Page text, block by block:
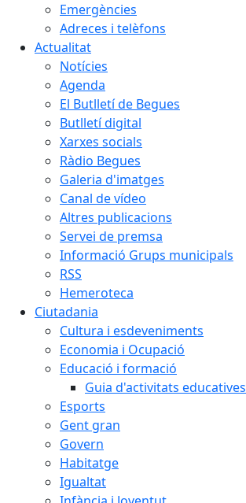
Emergències
Adreces i telèfons
Actualitat
Notícies
Agenda
El Butlletí de Begues
Butlletí digital
Xarxes socials
Ràdio Begues
Galeria d'imatges
Canal de vídeo
Altres publicacions
Servei de premsa
Informació Grups municipals
RSS
Hemeroteca
Ciutadania
Cultura i esdeveniments
Economia i Ocupació
Educació i formació
Guia d'activitats educatives
Esports
Gent gran
Govern
Habitatge
Igualtat